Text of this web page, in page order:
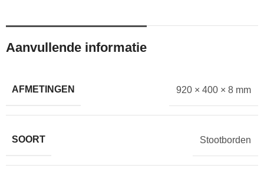
Aanvullende informatie
AFMETINGEN 920 × 400 × 8 mm
SOORT Stootborden